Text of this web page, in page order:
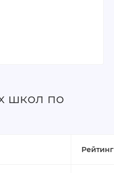
школ по
Рейтинг